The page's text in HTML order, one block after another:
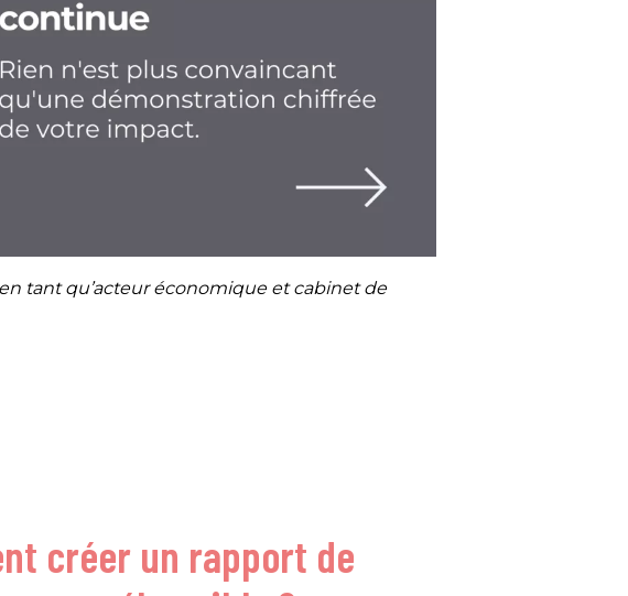
tant qu’acteur économique et cabinet de
créer un rapport de